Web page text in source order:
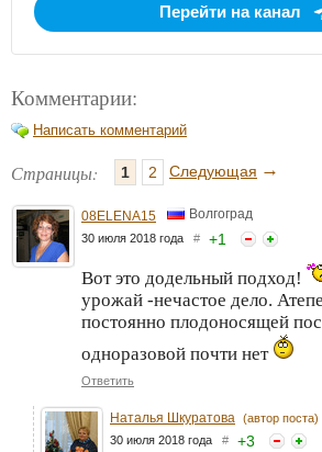
Перейти на канал
Комментарии:
Написать комментарий
Страницы: 1 2 Следующая →
08ELENA15 Волгоград
30 июля 2018 года # +1
Вот это додельный подход!
урожай -нечастое дело.
постоянно плодоносящей
одноразовой почти нет
Ответить
Наталья Шкуратова (автор поста)
30 июля 2018 года # +3